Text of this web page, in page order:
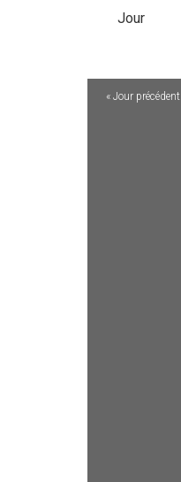
Jour
«Jour précédent